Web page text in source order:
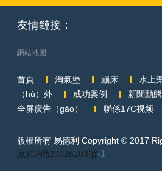
友情鏈接：
網站地圖
首頁 淘氣堡 蹦床 水上
（hù）外
成功案例 新聞動態
全屏廣告（gào）
聯係17C视频
版權所有 易德利 Copyright © 2017
京ICP備20026203號-1